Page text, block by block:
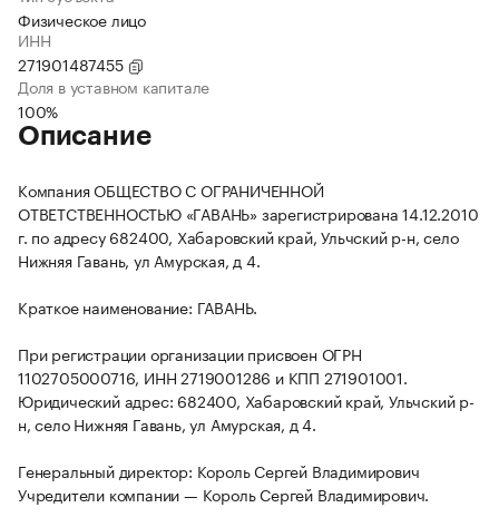
Физическое лицо
ИНН
271901487455
Доля в уставном капитале
100%
Описание
Компания ОБЩЕСТВО С ОГРАНИЧЕННОЙ
ОТВЕТСТВЕННОСТЬЮ «ГАВАНЬ» зарегистрирована 14.12.2010
г. по адресу 682400, Хабаровский край, Ульчский р-н, село
Нижняя Гавань, ул Амурская, д 4.
Краткое наименование: ГАВАНЬ.
При регистрации организации присвоен ОГРН
1102705000716, ИНН 2719001286 и КПП 271901001.
Юридический адрес: 682400, Хабаровский край, Ульчский р-
н, село Нижняя Гавань, ул Амурская, д 4.
Генеральный директор: Король Сергей Владимирович
Учредители компании — Король Сергей Владимирович.